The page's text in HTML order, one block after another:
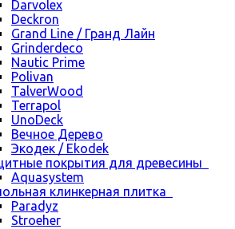
Darvolex
Deckron
Grand Line / Гранд Лайн
Grinderdeco
Nautic Prime
Polivan
TalverWood
Terrapol
UnoDeck
Вечное Дерево
Экодек / Ekodek
покрытия для древесины
Aquasystem
клинкерная плитка
Paradyz
Stroeher